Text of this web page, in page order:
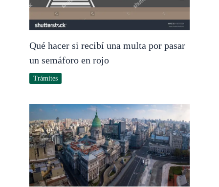
Qué hacer si recibí una multa por pasar
un semáforo en rojo
Trámites